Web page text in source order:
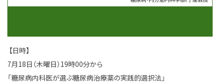
【日時】
7月18日（木曜日）19時00分から
「糖尿病内科医が選ぶ糖尿病治療薬の実践的選択法」